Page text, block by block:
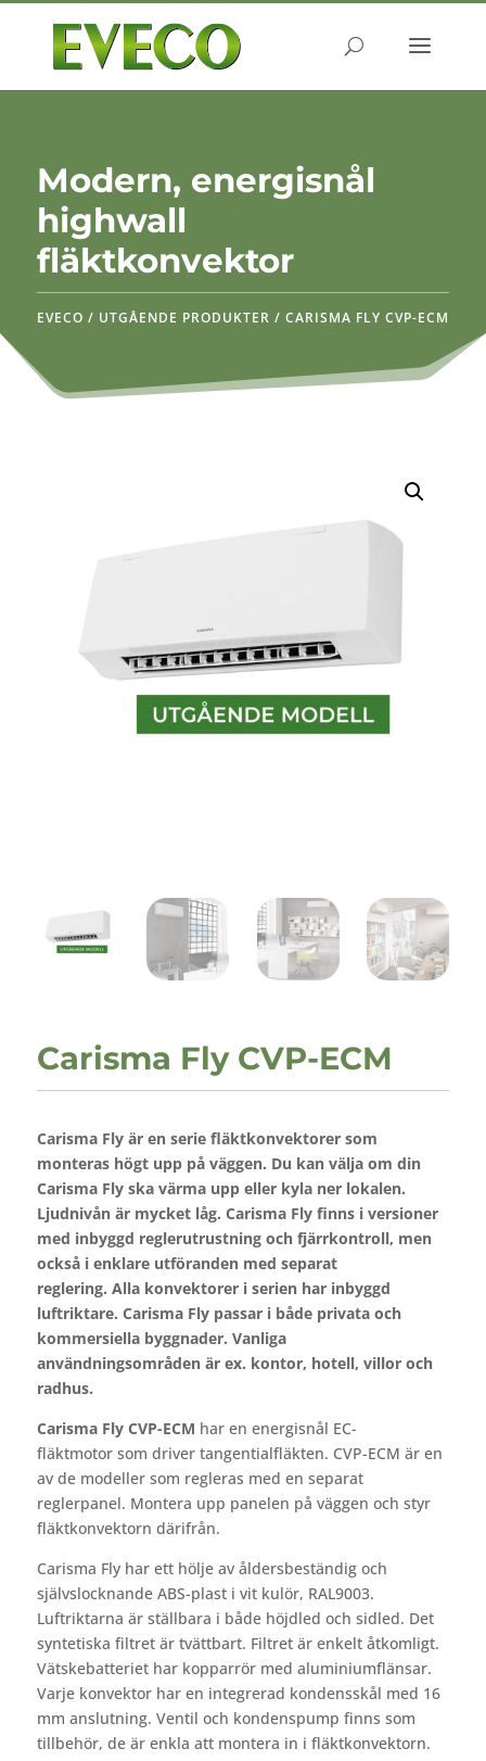
Produktsökning
Modern, energisnål
highwall
fläktkonvektor
EVECO / UTGÅENDE PRODUKTER / CARISMA FLY CVP-ECM
Carisma Fly CVP-ECM
Carisma Fly är en serie fläktkonvektorer som
monteras högt upp på väggen. Du kan välja om din
Carisma Fly ska värma upp eller kyla ner lokalen.
Ljudnivån är mycket låg. Carisma Fly finns i versioner
med inbyggd reglerutrustning och fjärrkontroll, men
också i enklare utföranden med separat
reglering. Alla konvektorer i serien har inbyggd
luftriktare. Carisma Fly passar i både privata och
kommersiella byggnader. Vanliga
användningsområden är ex. kontor, hotell, villor och
radhus.
Carisma Fly CVP-ECM har en energisnål EC-
fläktmotor som driver tangentialfläkten. CVP-ECM är en
av de modeller som regleras med en separat
reglerpanel. Montera upp panelen på väggen och styr
fläktkonvektorn därifrån.
Carisma Fly har ett hölje av åldersbeständig och
självslocknande ABS-plast i vit kulör, RAL9003.
Luftriktarna är ställbara i både höjdled och sidled. Det
syntetiska filtret är tvättbart. Filtret är enkelt åtkomligt.
Vätskebatteriet har kopparrör med aluminiumflänsar.
Varje konvektor har en integrerad kondensskål med 16
mm anslutning. Ventil och kondenspump finns som
tillbehör, de är enkla att montera in i fläktkonvektorn.